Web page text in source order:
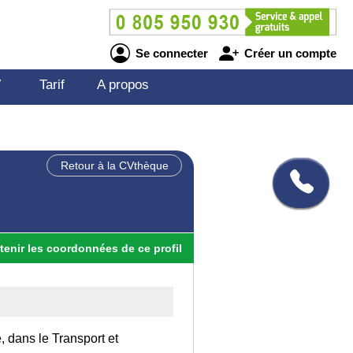
Se connecter Créer un compte
Tarif A propos
Retour à la CVthèque
les coordonnées de ce profil
dans le Transport et